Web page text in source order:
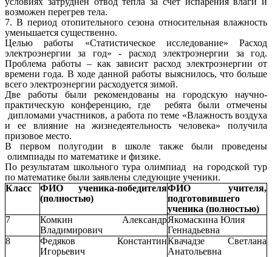
возможен перегрев тела.
7. В период отопительного сезона относительная влажность
уменьшается существенно.
Целью работы «Статистическое исследование» Расход
электроэнергии за год» - расход электроэнергии за год.
Проблема работы – как зависит расход электроэнергии от
времени года. В ходе данной работы выяснилось, что больше
всего электроэнергии расходуется зимой.
Две работы были рекомендованы на городскую научно-
практическую конференцию, где ребята были отмечены
дипломами участников, а работа по теме «Влажность воздуха
и ее влияние на жизнедеятельность человека» получила
призовое место.
В первом полугодии в школе также были проведены
олимпиады по математике и физике.
По результатам школьного тура олимпиад на городской тур
по математике были заявлены следующие ученики.
Класс
ФИО ученика-победителя
(полностью)
ФИО учителя,
подготовившего
ученика (полностью)
7
Комкин Александр
Владимирович
Якомаскина Юлия
Геннадьевна
8
Федяков Константин
Игорьевич
Квачадзе Светлана
Анатольевна